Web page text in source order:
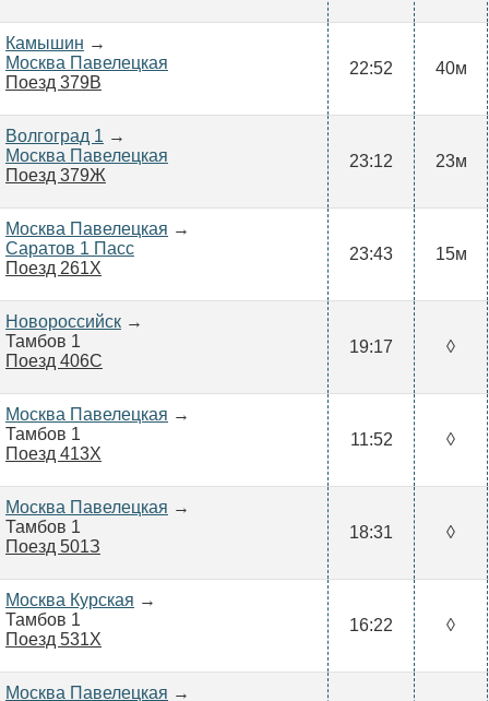
Камышин →
Москва Павелецкая
Поезд 379В
22:52 40м
Волгоград 1 →
Москва Павелецкая
Поезд 379Ж
23:12 23м
Москва Павелецкая →
Саратов 1 Пасс
Поезд 261Х
23:43 15м
Новороссийск →
Тамбов 1
Поезд 406С
19:17 ◊
Москва Павелецкая →
Тамбов 1
Поезд 413Х
11:52 ◊
Москва Павелецкая →
Тамбов 1
Поезд 501З
18:31 ◊
Москва Курская →
Тамбов 1
Поезд 531Х
16:22 ◊
Москва Павелецкая →